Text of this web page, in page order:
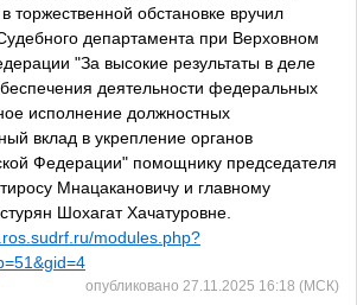
торжественной обстановке вручил
департамента при Верховном
"За высокие результаты в деле
деятельности федеральных
исполнение должностных
вклад в укрепление органов
Федерации" помощнику председателя
Мнацакановичу и главному
Шохагат Хачатуровне.
modules.php?
опубликовано 27.11.2025 16:18 (МСК)